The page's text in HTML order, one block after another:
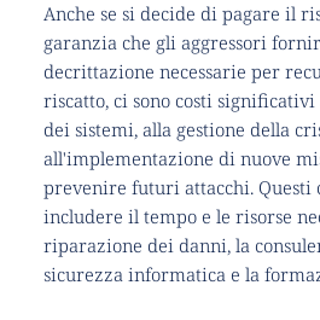
Anche se si decide di pagare il
garanzia che gli aggressori
decrittazione necessarie per
riscatto, ci sono costi
dei sistemi, alla gestione della
all'implementazione di nuove
prevenire futuri attacchi. Questi
includere il tempo e le risorse
riparazione dei danni, la
sicurezza informatica e la